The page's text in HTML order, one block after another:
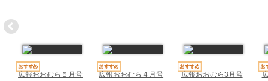
広報おおむら５月号 広報おおむら４月号 広報おおむら3月号
長崎MICE観光マップ